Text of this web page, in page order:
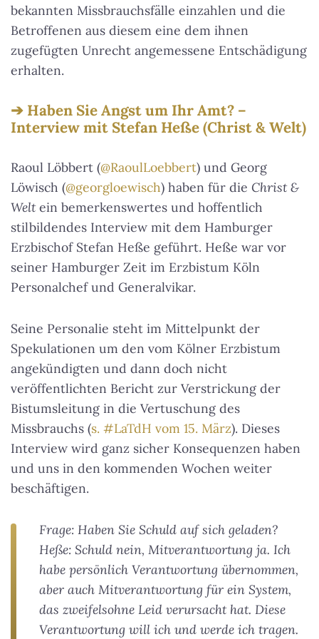
bekannten Missbrauchsfälle einzahlen und die
Betroffenen aus diesem eine dem ihnen
zugefügten Unrecht angemessene Entschädigung
erhalten.
Haben Sie Angst um Ihr Amt? –
Interview mit Stefan Heße (Christ & Welt)
Raoul Löbbert (@RaoulLoebbert) und Georg
Löwisch (@georgloewisch) haben für die Christ &
Weltein bemerkenswertes und hoffentlich
stilbildendes Interview mit dem Hamburger
Erzbischof Stefan Heße geführt. Heße war vor
seiner Hamburger Zeit im Erzbistum Köln
Personalchef und Generalvikar.
Seine Personalie steht im Mittelpunkt der
Spekulationen um den vom Kölner Erzbistum
angekündigten und dann doch nicht
veröffentlichten Bericht zur Verstrickung der
Bistumsleitung in die Vertuschung des
Missbrauchs (s. #LaTdH vom 15. März). Dieses
Interview wird ganz sicher Konsequenzen haben
und uns in den kommenden Wochen weiter
beschäftigen.
Frage: Haben Sie Schuld auf sich geladen?
Heße: Schuld nein, Mitverantwortung ja. Ich
habe persönlich Verantwortung übernommen,
aber auch Mitverantwortung für ein System,
das zweifelsohne Leid verursacht hat. Diese
Verantwortung will ich und werde ich tragen.